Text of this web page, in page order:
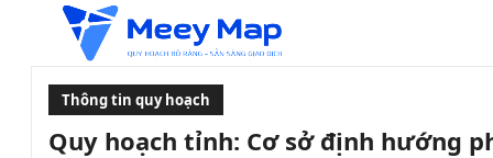
Thông tin quy hoạch
Quy hoạch tỉnh: Cơ sở định hướng